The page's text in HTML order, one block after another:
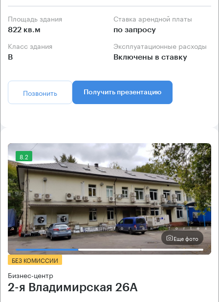
Площадь здания
822 кв.м
Ставка арендной платы
по запросу
Класс здания
B
Эксплуатационные расходы
Включены в ставку
Позвонить Получить презентацию
8.2
Еще фото
БЕЗ КОМИССИИ
Бизнес-центр
2-я Владимирская 26А